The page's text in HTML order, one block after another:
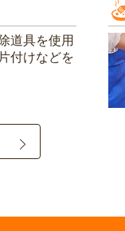
道具を使用
付けなどを